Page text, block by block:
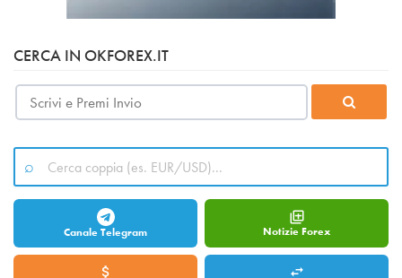
CERCA IN OKFOREX.IT
Canale Telegram Notizie Forex